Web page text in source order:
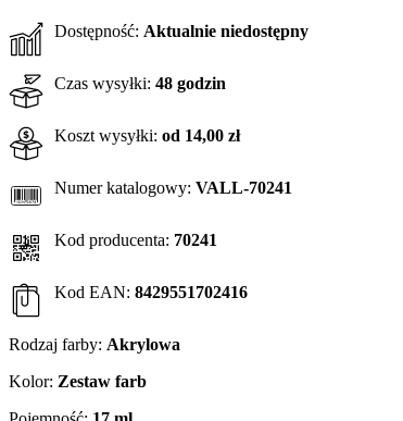
Dostępność: Aktualnie niedostępny
Czas wysyłki: 48 godzin
Koszt wysyłki: od 14,00 zł
Numer katalogowy: VALL-70241
Kod producenta: 70241
Kod EAN: 8429551702416
Rodzaj farby: Akrylowa
Kolor: Zestaw farb